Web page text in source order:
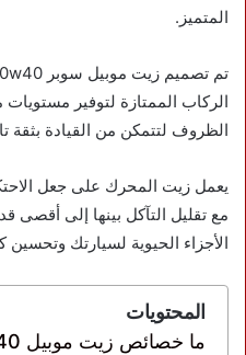
المتميز.
الركاب الممتازة لتوفير
الظروف لتتمكن من القيادة بثقة
يعمل زيت المحرك على جعل
مع تقليل التآكل بينها إلى أقصى
الأجزاء الحيوية لسيارتك وتحسين
المحتويات
ما خصائص زيت موبيل 10w40؟